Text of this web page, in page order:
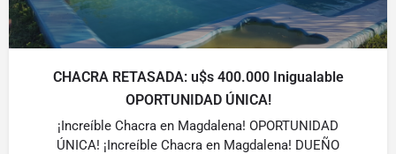
CHACRA RETASADA: u$s 400.000 Inigualable
OPORTUNIDAD ÚNICA!
¡Increíble Chacra en Magdalena! OPORTUNIDAD
ÚNICA! ¡Increíble Chacra en Magdalena! DUEÑO